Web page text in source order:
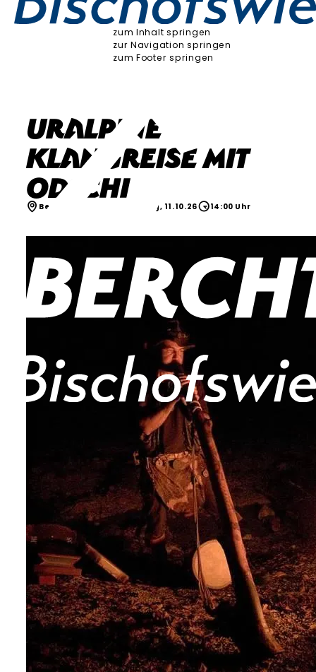
zum Inhalt springen
zur Navigation springen
zum Footer springen
Uralpine
Klangreise mit
Od*Chi
Berchtesgaden Sonntag, 11.10.26 14:00 Uhr